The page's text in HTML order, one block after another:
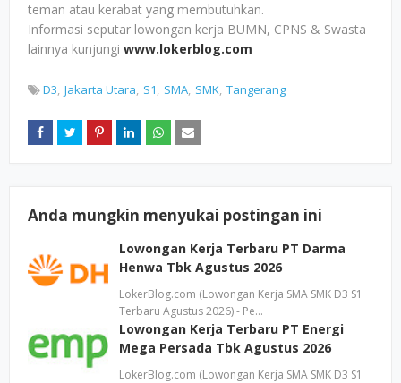
teman atau kerabat yang membutuhkan.
Informasi seputar lowongan kerja BUMN, CPNS & Swasta
lainnya kunjungi www.lokerblog.com
D3 Jakarta Utara S1 SMA SMK Tangerang
Anda mungkin menyukai postingan ini
Lowongan Kerja Terbaru PT Darma
Henwa Tbk Agustus 2026
LokerBlog.com (Lowongan Kerja SMA SMK D3 S1
Terbaru Agustus 2026) - Pe…
Lowongan Kerja Terbaru PT Energi
Mega Persada Tbk Agustus 2026
LokerBlog.com (Lowongan Kerja SMA SMK D3 S1